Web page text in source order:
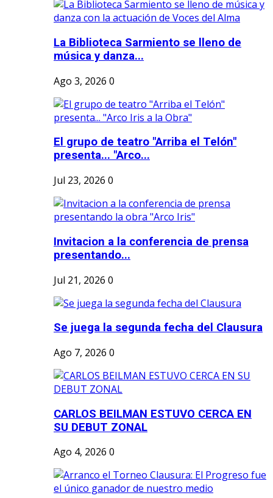
La Biblioteca Sarmiento se lleno de
música y danza...
Ago 3, 2026 0
El grupo de teatro "Arriba el Telón"
presenta... "Arco...
Jul 23, 2026 0
Invitacion a la conferencia de prensa
presentando...
Jul 21, 2026 0
Se juega la segunda fecha del Clausura
Ago 7, 2026 0
CARLOS BEILMAN ESTUVO CERCA EN
SU DEBUT ZONAL
Ago 4, 2026 0